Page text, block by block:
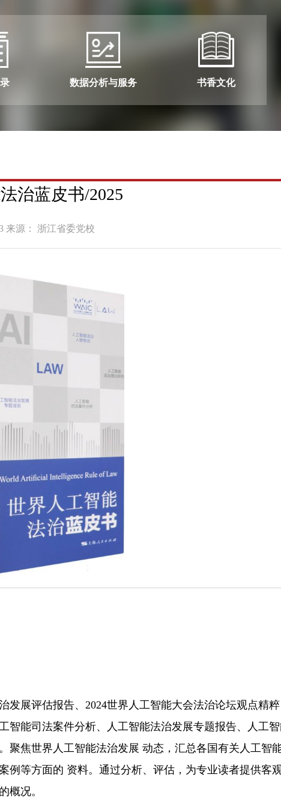
数据分析与服务 书香文化
治蓝皮书/2025
来源： 浙江省委党校
展评估报告、2024世界人工智能大会法治论坛观点精
能司法案件分析、人工智能法治发展专题报告、人工
焦世界人工智能法治发展 动态，汇总各国有关人工智
例等方面的 资料。通过分析、评估，为专业读者提供客
概况。